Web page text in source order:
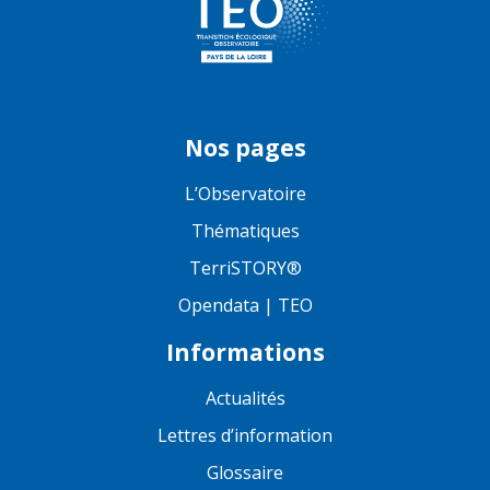
Nos pages
L’Observatoire
Thématiques
TerriSTORY®
Opendata | TEO
Informations
Actualités
Lettres d’information
Glossaire